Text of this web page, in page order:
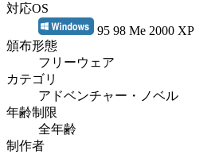
対応OS
95 98 Me 2000 XP
頒布形態
フリーウェア
カテゴリ
アドベンチャー・ノベル
年齢制限
全年齢
制作者